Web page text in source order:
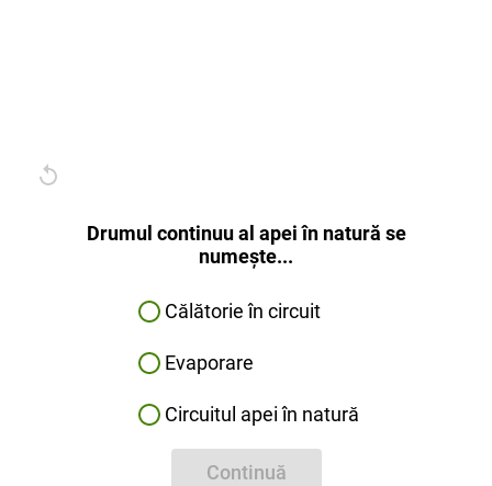
Drumul continuu al apei în natură se
numește...
Călătorie în circuit
Evaporare
Circuitul apei în natură
Continuă